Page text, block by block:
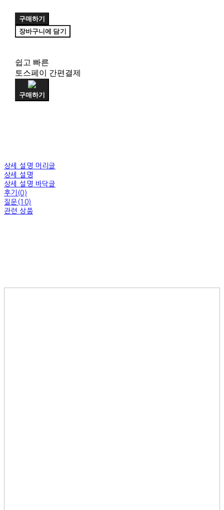
구매하기
장바구니에 담기
쉽고 빠른
토스페이 간편결제
구매하기
상세 설명 머리글
상세 설명
상세 설명 바닥글
후기(0)
질문(10)
관련 상품